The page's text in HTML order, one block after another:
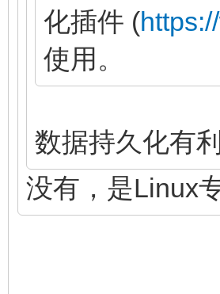
化插件 (
使用。
数据持久化有
没有，是Linux